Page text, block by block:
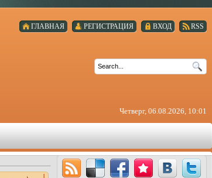
RSS
ВХОД
РЕГИСТРАЦИЯ
ГЛАВНАЯ
Четверг, 06.08.2026, 10:01